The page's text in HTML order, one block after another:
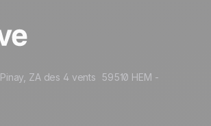
ZA des 4 vents 59510 HEM -